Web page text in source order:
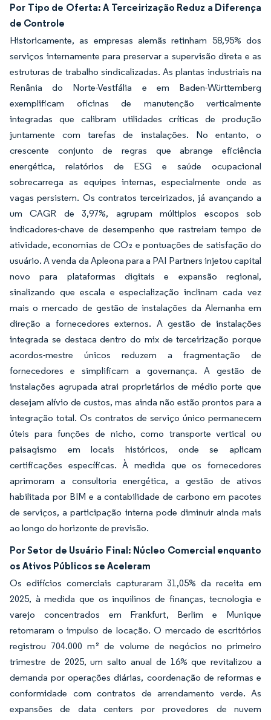
Por Tipo de Oferta: A Terceirização Reduz a Diferença
de Controle
Historicamente, as empresas alemãs retinham 58,95% dos
serviços internamente para preservar a supervisão direta e as
estruturas de trabalho sindicalizadas. As plantas industriais na
Renânia do Norte-Vestfália e em Baden-Württemberg
exemplificam oficinas de manutenção verticalmente
integradas que calibram utilidades críticas de produção
juntamente com tarefas de instalações. No entanto, o
crescente conjunto de regras que abrange eficiência
energética, relatórios de ESG e saúde ocupacional
sobrecarrega as equipes internas, especialmente onde as
vagas persistem. Os contratos terceirizados, já avançando a
um CAGR de 3,97%, agrupam múltiplos escopos sob
indicadores-chave de desempenho que rastreiam tempo de
atividade, economias de CO₂ e pontuações de satisfação do
usuário. A venda da Apleona para a PAI Partners injetou capital
novo para plataformas digitais e expansão regional,
sinalizando que escala e especialização inclinam cada vez
mais o mercado de gestão de instalações da Alemanha em
direção a fornecedores externos. A gestão de instalações
integrada se destaca dentro do mix de terceirização porque
acordos-mestre únicos reduzem a fragmentação de
fornecedores e simplificam a governança. A gestão de
instalações agrupada atrai proprietários de médio porte que
desejam alívio de custos, mas ainda não estão prontos para a
integração total. Os contratos de serviço único permanecem
úteis para funções de nicho, como transporte vertical ou
paisagismo em locais históricos, onde se aplicam
certificações específicas. À medida que os fornecedores
aprimoram a consultoria energética, a gestão de ativos
habilitada por BIM e a contabilidade de carbono em pacotes
de serviços, a participação interna pode diminuir ainda mais
ao longo do horizonte de previsão.
Por Setor de Usuário Final: Núcleo Comercial enquanto
os Ativos Públicos se Aceleram
Os edifícios comerciais capturaram 31,05% da receita em
2025, à medida que os inquilinos de finanças, tecnologia e
varejo concentrados em Frankfurt, Berlim e Munique
retomaram o impulso de locação. O mercado de escritórios
registrou 704.000 m² de volume de negócios no primeiro
trimestre de 2025, um salto anual de 16% que revitalizou a
demanda por operações diárias, coordenação de reformas e
conformidade com contratos de arrendamento verde. As
expansões de data centers por provedores de nuvem